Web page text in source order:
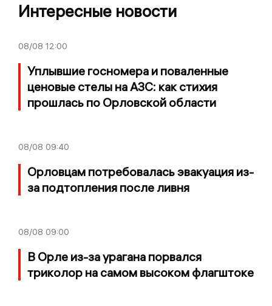
Интересные новости
08/08 12:00
Уплывшие госномера и поваленные
ценовые стелы на АЗС: как стихия
прошлась по Орловской области
08/08 09:40
Орловцам потребовалась эвакуация из-
за подтопления после ливня
08/08 09:00
В Орле из-за урагана порвался
триколор на самом высоком флагштоке